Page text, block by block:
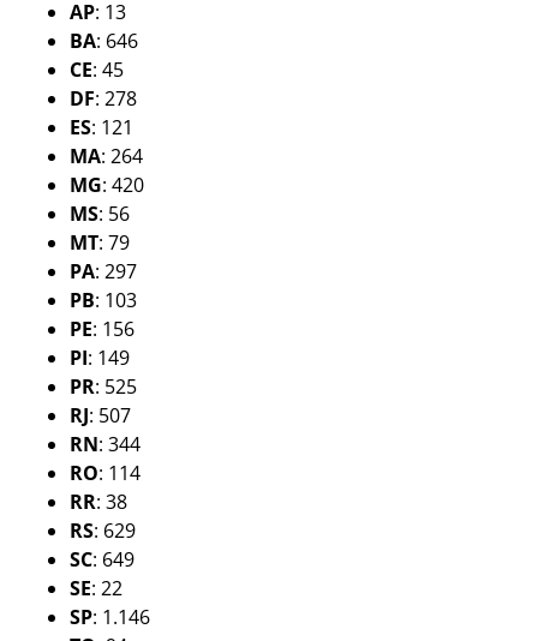
AP: 13
BA: 646
CE: 45
DF: 278
ES: 121
MA: 264
MG: 420
MS: 56
MT: 79
PA: 297
PB: 103
PE: 156
PI: 149
PR: 525
RJ: 507
RN: 344
RO: 114
RR: 38
RS: 629
SC: 649
SE: 22
SP: 1.146